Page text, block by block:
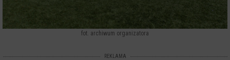
fot. archiwum organizatora
REKLAMA